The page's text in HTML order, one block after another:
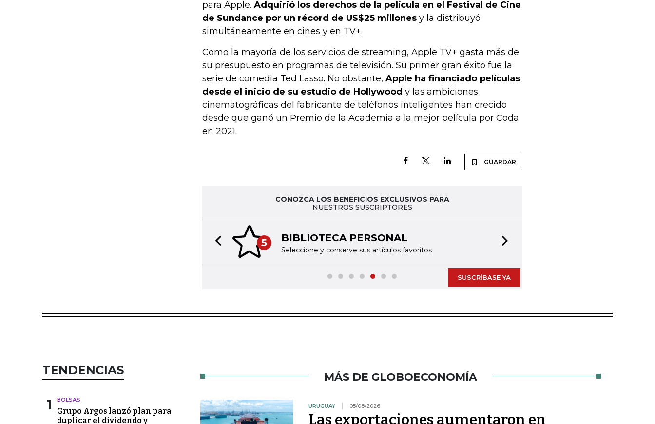
para Apple. Adquirió los derechos de la película en el Festival de Cine
de Sundance por un récord de US$25 millones y la distribuyó
simultáneamente en cines y en TV+.
Como la mayoría de los servicios de streaming, Apple TV+ gasta más de
su presupuesto en programas de televisión. Su primer gran éxito fue la
serie de comedia Ted Lasso. No obstante, Apple ha financiado películas
desde el inicio de su estudio de Hollywood y las ambiciones
cinematográficas del fabricante de teléfonos inteligentes han crecido
desde que ganó un Premio de la Academia a la mejor película por Coda
en 2021.
GUARDAR
CONOZCA LOS BENEFICIOS EXCLUSIVOS PARA
NUESTROS SUSCRIPTORES
5 BIBLIOTECA PERSONAL
Seleccione y conserve sus artículos favoritos
Previous slide
SUSCRÍBASE YA
TENDENCIAS
1 BOLSAS
Grupo Argos lanzó plan para
duplicar el dividendo y
MÁS DE GLOBOECONOMÍA
URUGUAY 05/08/2026
Las exportaciones aumentaron en